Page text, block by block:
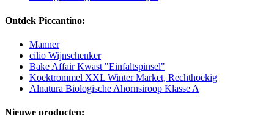
Ontdek Piccantino:
Manner
cilio Wijnschenker
Bake Affair Kwast "Einfaltspinsel"
Koektrommel XXL Winter Market, Rechthoekig
Alnatura Biologische Ahornsiroop Klasse A
Nieuwe producten: